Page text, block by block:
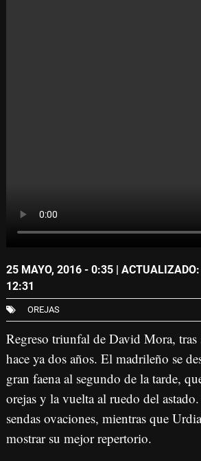
25 MAYO, 2016 - 0:35 |
12:31
OREJAS
Regreso triunfal de David Mora, tras
hace ya dos años. El madrileño se
gran faena al segundo de la tarde,
orejas y la vuelta al ruedo del
sendas ovaciones, mientras que
mostrar su mejor repertorio.